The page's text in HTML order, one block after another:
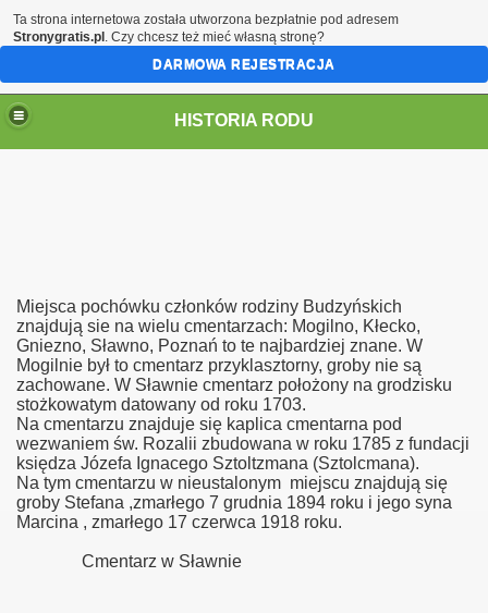
HISTORIA RODU
Miejsca pochówku członków rodziny Budzyńskich
znajdują sie na wielu cmentarzach: Mogilno, Kłecko,
Gniezno, Sławno, Poznań to te najbardziej znane. W
Mogilnie był to cmentarz przyklasztorny, groby nie są
zachowane. W Sławnie cmentarz położony na grodzisku
stożkowatym datowany od roku 1703.
Na cmentarzu znajduje się kaplica cmentarna pod
wezwaniem św. Rozalii zbudowana w roku 1785 z fundacji
księdza Józefa Ignacego Sztoltzmana (Sztolcmana).
Na tym cmentarzu w nieustalonym miejscu znajdują się
groby Stefana ,zmarłego 7 grudnia 1894 roku i jego syna
Marcina , zmarłego 17 czerwca 1918 roku.
Cmentarz w Sławnie
Ta strona internetowa została utworzona bezpłatnie pod adresem
Stronygratis.pl . Czy chcesz też mieć własną stronę?
DARMOWA REJESTRACJA